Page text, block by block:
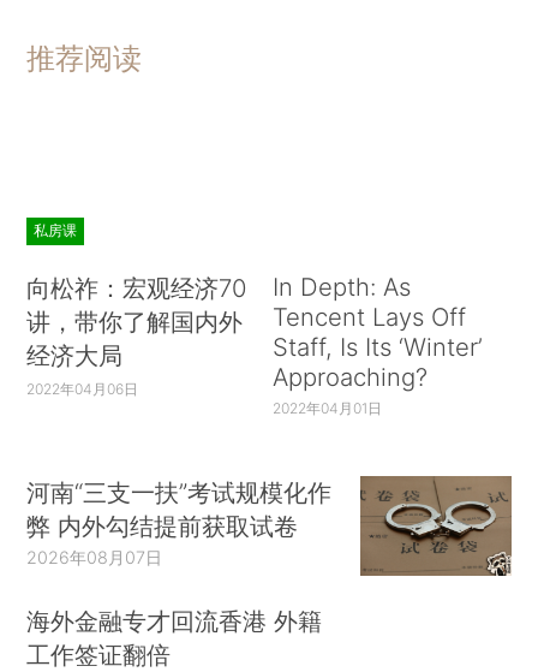
推荐阅读
私房课
向松祚：宏观经济70
讲，带你了解国内外
经济大局
2022年04月06日
In Depth: As
Tencent Lays Off
Staff, Is Its ‘Winter’
Approaching?
2022年04月01日
河南“三支一扶”考试规模化作
弊 内外勾结提前获取试卷
2026年08月07日
海外金融专才回流香港 外籍
工作签证翻倍